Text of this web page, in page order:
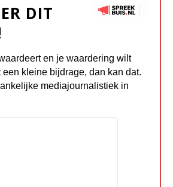
DIT
en je waardering wilt
een kleine bijdrage, dan kan dat.
mediajournalistiek in